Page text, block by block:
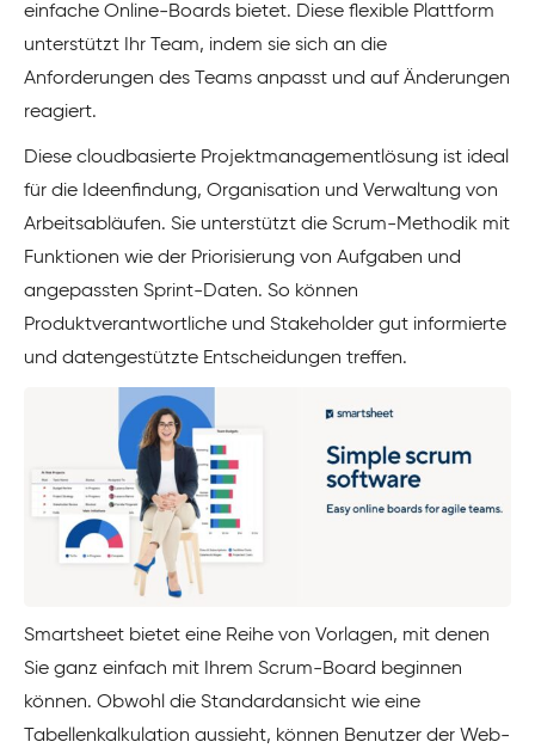
einfache Online-Boards bietet. Diese flexible Plattform
unterstützt Ihr Team, indem sie sich an die
Anforderungen des Teams anpasst und auf Änderungen
reagiert.
Diese cloudbasierte Projektmanagementlösung ist ideal
für die Ideenfindung, Organisation und Verwaltung von
Arbeitsabläufen. Sie unterstützt die Scrum-Methodik mit
Funktionen wie der Priorisierung von Aufgaben und
angepassten Sprint-Daten. So können
Produktverantwortliche und Stakeholder gut informierte
und datengestützte Entscheidungen treffen.
Smartsheet bietet eine Reihe von Vorlagen, mit denen
Sie ganz einfach mit Ihrem Scrum-Board beginnen
können. Obwohl die Standardansicht wie eine
Tabellenkalkulation aussieht, können Benutzer der Web-